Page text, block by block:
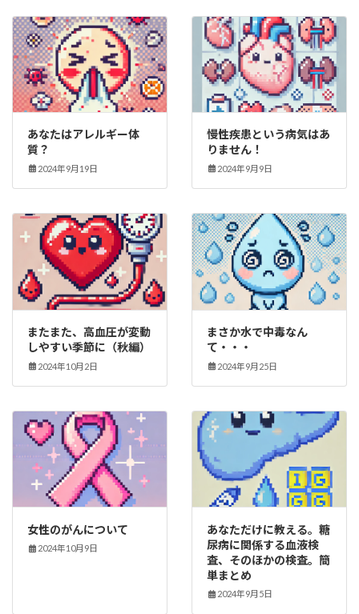
あなたはアレルギー体
質？
2024年9月19日
慢性疾患という病気はあ
りません！
2024年9月9日
またまた、高血圧が変動
しやすい季節に（秋編）
2024年10月2日
まさか水で中毒なん
て・・・
2024年9月25日
女性のがんについて
2024年10月9日
あなただけに教える。糖
尿病に関係する血液検
査、そのほかの検査。簡
単まとめ
2024年9月5日